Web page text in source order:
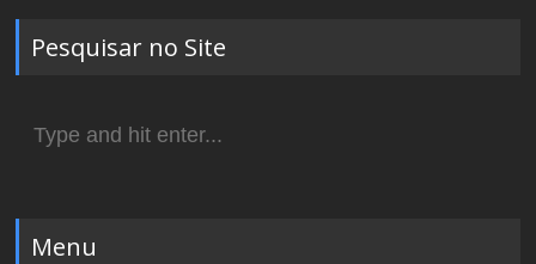
Pesquisar no Site
for:
Menu